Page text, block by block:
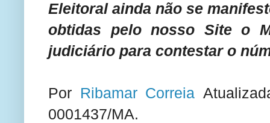
Eleitoral ainda não se
obtidas pelo nosso Site o
judiciário para contestar o
Por Ribamar Correia
0001437/MA.